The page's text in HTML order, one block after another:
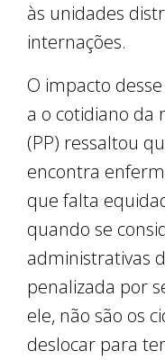
às unidades
internações.
O impacto
a o cotidiano da
(PP) ressaltou
encontra
que falta
quando se
administrativas
penalizada por
ele, não são os
deslocar para